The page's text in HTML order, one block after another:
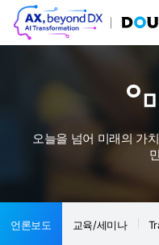
오늘을 넘어 미래의 가
언론보도 교육/세미나